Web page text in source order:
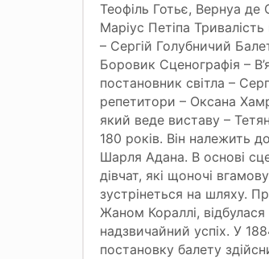
Теофіль Готьє, Вернуа
Маріус Петіпа
– Сергій Голубничий
Боровик Сценографія –
постановник світла –
репетитори – Оксана
який веде виставу –
180 років. Він належить
Шарля Адана. В основі
дівчат, які щоночі
зустрінеться на шляху.
Жаном Кораллі,
надзвичайний успіх. У
постановку балету